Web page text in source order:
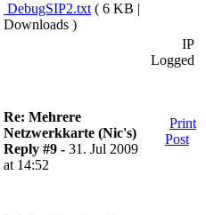
DebugSIP2.txt ( 6 KB |
Downloads )
IP
Logged
Re: Mehrere
Netzwerkkarte (Nic's)
Reply #9 - 31. Jul 2009
at 14:52
Print
Post